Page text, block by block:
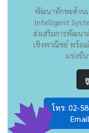
พัฒนาทักษะด้าน
Intelligent
ส่งเสริมการพัฒน
เชิงพาณิชย์ พร้อม
แข่งขั
โทร: 02-